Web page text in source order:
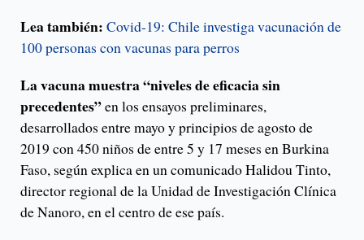
Lea también: Covid-19: Chile investiga vacunación de
100 personas con vacunas para perros
La vacuna muestra “niveles de eficacia sin
precedentes”en los ensayos preliminares,
desarrollados entre mayo y principios de agosto de
2019 con 450 niños de entre 5 y 17 meses en Burkina
Faso, según explica en un comunicado Halidou Tinto,
director regional de la Unidad de Investigación Clínica
de Nanoro, en el centro de ese país.